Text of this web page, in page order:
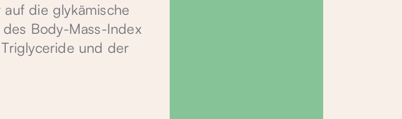
die glykämische
Body-Mass-Index
und der